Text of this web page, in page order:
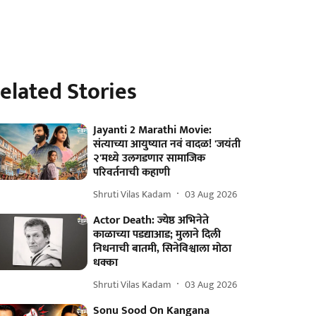
Stories
Jayanti 2 Marathi Movie:
संत्याच्या आयुष्यात नवं वादळ! 'जयंती
२'मध्ये उलगडणार सामाजिक
परिवर्तनाची कहाणी
Shruti Vilas Kadam 03 Aug 2026
Actor Death: ज्येष्ठ अभिनेते
काळाच्या पडद्याआड; मुलाने दिली
निधनाची बातमी, सिनेविश्वाला मोठा
धक्का
Shruti Vilas Kadam 03 Aug 2026
Sonu Sood On Kangana